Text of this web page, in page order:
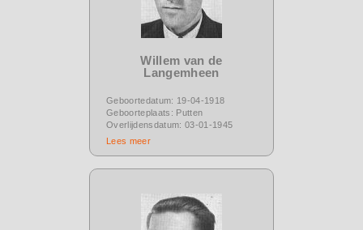
Willem van de
Langemheen
Geboortedatum: 19-04-1918
Geboorteplaats: Putten
Overlijdensdatum: 03-01-1945
Lees meer